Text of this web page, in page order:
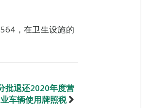
，在卫生设施的
批退还2020年度营
业车辆使用牌照税